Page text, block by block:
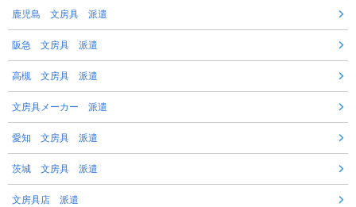
鹿児島 文房具 派遣
阪急 文房具 派遣
高槻 文房具 派遣
文房具メーカー 派遣
愛知 文房具 派遣
茨城 文房具 派遣
文房具店 派遣